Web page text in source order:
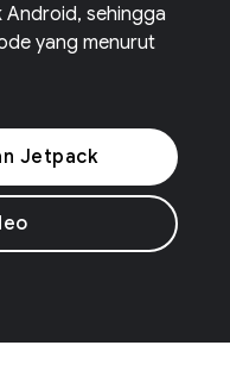
sehingga
yang menurut
Jetpack